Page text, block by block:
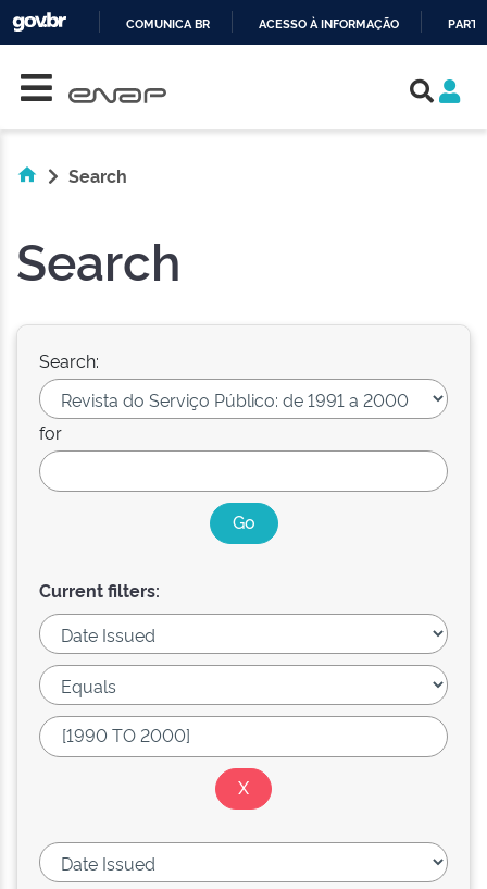
COMUNICA BR ACESSO À INFORMAÇÃO
Search
Search
Search:
for
Current filters: